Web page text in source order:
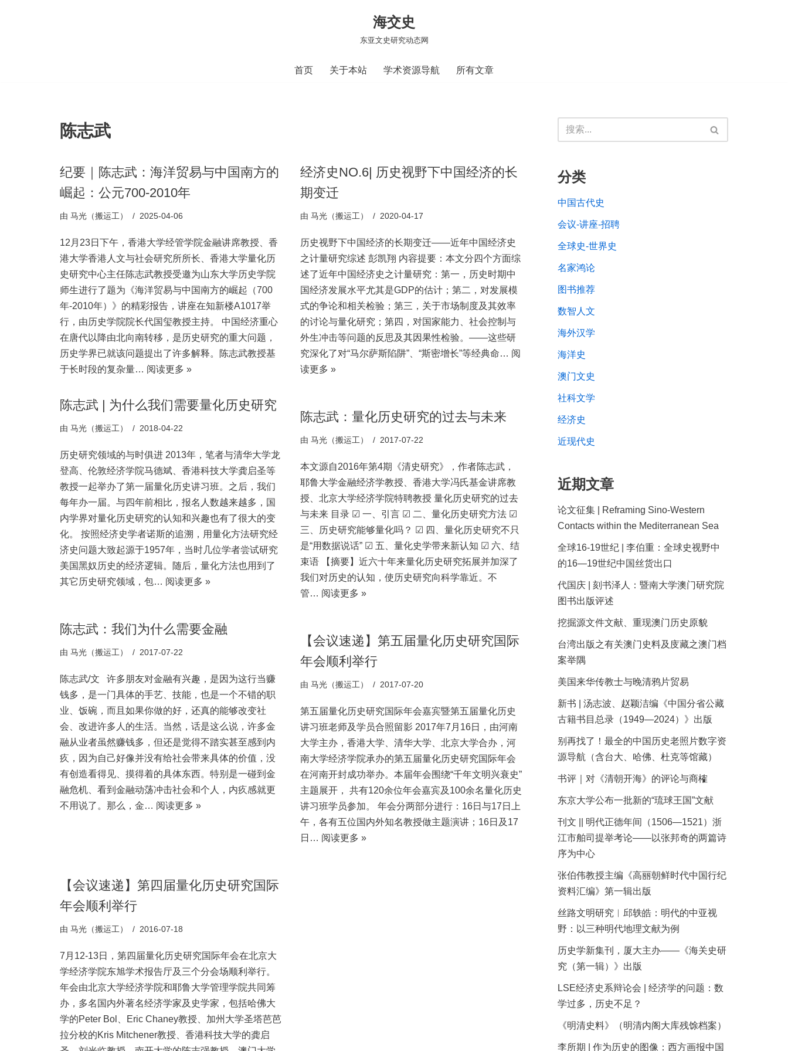
海交史
东亚文史研究动态网
首页 关于本站 学术资源导航 所有文章
陈志武
纪要｜陈志武：海洋贸易与中国南方的
崛起：公元700-2010年
由 马光（搬运工） 2025-04-06
12月23日下午，香港大学经管学院金融讲席教授、香
港大学香港人文与社会研究所所长、香港大学量化历
史研究中心主任陈志武教授受邀为山东大学历史学院
师生进行了题为《海洋贸易与中国南方的崛起（700
年-2010年）》的精彩报告，讲座在知新楼A1017举
行，由历史学院院长代国玺教授主持。 中国经济重心
在唐代以降由北向南转移，是历史研究的重大问题，
历史学界已就该问题提出了许多解释。陈志武教授基
于长时段的复杂量… 阅读更多 »
经济史NO.6| 历史视野下中国经济的长
期变迁
由 马光（搬运工） 2020-04-17
历史视野下中国经济的长期变迁——近年中国经济史
之计量研究综述 彭凯翔 内容提要：本文分四个方面综
述了近年中国经济史之计量研究：第一，历史时期中
国经济发展水平尤其是GDP的估计；第二，对发展模
式的争论和相关检验；第三，关于市场制度及其效率
的讨论与量化研究；第四，对国家能力、社会控制与
外生冲击等问题的反思及其因果性检验。——这些研
究深化了对“马尔萨斯陷阱”、“斯密增长”等经典命… 阅
读更多 »
陈志武 | 为什么我们需要量化历史研究
由 马光（搬运工） 2018-04-22
历史研究领域的与时俱进 2013年，笔者与清华大学龙
登高、伦敦经济学院马德斌、香港科技大学龚启圣等
教授一起举办了第一届量化历史讲习班。之后，我们
每年办一届。与四年前相比，报名人数越来越多，国
内学界对量化历史研究的认知和兴趣也有了很大的变
化。 按照经济史学者诺斯的追溯，用量化方法研究经
济史问题大致起源于1957年，当时几位学者尝试研究
美国黑奴历史的经济逻辑。随后，量化方法也用到了
其它历史研究领域，包… 阅读更多 »
陈志武：量化历史研究的过去与未来
由 马光（搬运工） 2017-07-22
本文源自2016年第4期《清史研究》，作者陈志武，
耶鲁大学金融经济学教授、香港大学冯氏基金讲席教
授、北京大学经济学院特聘教授 量化历史研究的过去
与未来 目录 ☑ 一、引言 ☑ 二、量化历史研究方法 ☑
三、历史研究能够量化吗？ ☑ 四、量化历史研究不只
是“用数据说话” ☑ 五、量化史学带来新认知 ☑ 六、结
束语 【摘要】近六十年来量化历史研究拓展并加深了
我们对历史的认知，使历史研究向科学靠近。不
管… 阅读更多 »
陈志武：我们为什么需要金融
由 马光（搬运工） 2017-07-22
陈志武/文 许多朋友对金融有兴趣，是因为这行当赚
钱多，是一门具体的手艺、技能，也是一个不错的职
业、饭碗，而且如果你做的好，还真的能够改变社
会、改进许多人的生活。当然，话是这么说，许多金
融从业者虽然赚钱多，但还是觉得不踏实甚至感到内
疚，因为自己好像并没有给社会带来具体的价值，没
有创造看得见、摸得着的具体东西。特别是一碰到金
融危机、看到金融动荡冲击社会和个人，内疚感就更
不用说了。那么，金… 阅读更多 »
【会议速递】第五届量化历史研究国际
年会顺利举行
由 马光（搬运工） 2017-07-20
第五届量化历史研究国际年会嘉宾暨第五届量化历史
讲习班老师及学员合照留影 2017年7月16日，由河南
大学主办，香港大学、清华大学、北京大学合办，河
南大学经济学院承办的第五届量化历史研究国际年会
在河南开封成功举办。本届年会围绕“千年文明兴衰史”
主题展开， 共有120余位年会嘉宾及100余名量化历史
讲习班学员参加。 年会分两部分进行：16日与17日上
午，各有五位国内外知名教授做主题演讲；16日及17
日… 阅读更多 »
【会议速递】第四届量化历史研究国际
年会顺利举行
由 马光（搬运工） 2016-07-18
7月12-13日，第四届量化历史研究国际年会在北京大
学经济学院东旭学术报告厅及三个分会场顺利举行。
年会由北京大学经济学院和耶鲁大学管理学院共同筹
办，多名国内外著名经济学家及史学家，包括哈佛大
学的Peter Bol、Eric Chaney教授、加州大学圣塔芭芭
拉分校的Kris Mitchener教授、香港科技大学的龚启
分类
中国古代史
会议-讲座-招聘
全球史-世界史
名家鸿论
图书推荐
数智人文
海外汉学
海洋史
澳门文史
社科文学
经济史
近现代史
近期文章
论文征集 | Reframing Sino-Western
Contacts within the Mediterranean Sea
全球16-19世纪 | 李伯重：全球史视野中
的16—19世纪中国丝货出口
代国庆 | 刻书泽人：暨南大学澳门研究院
图书出版评述
挖掘源文件文献、重现澳门历史原貌
台湾出版之有关澳门史料及庋藏之澳门档
案举隅
美国来华传教士与晚清鸦片贸易
新书 | 汤志波、赵颖洁编《中国分省公藏
古籍书目总录（1949—2024）》出版
别再找了！最全的中国历史老照片数字资
源导航（含台大、哈佛、杜克等馆藏）
书评｜对《清朝开海》的评论与商榷
东京大学公布一批新的“琉球王国”文献
刊文 || 明代正德年间（1506—1521）浙
江市舶司提举考论——以张邦奇的两篇诗
序为中心
张伯伟教授主编《高丽朝鲜时代中国行纪
资料汇编》第一辑出版
丝路文明研究︱邱轶皓：明代的中亚视
野：以三种明代地理文献为例
历史学新集刊，厦大主办——《海关史研
究（第一辑）》出版
LSE经济史系辩论会 | 经济学的问题：数
学过多，历史不足？
《明清史料》（明清内阁大库残馀档案）
李所期 | 作为历史的图像：西方画报中国